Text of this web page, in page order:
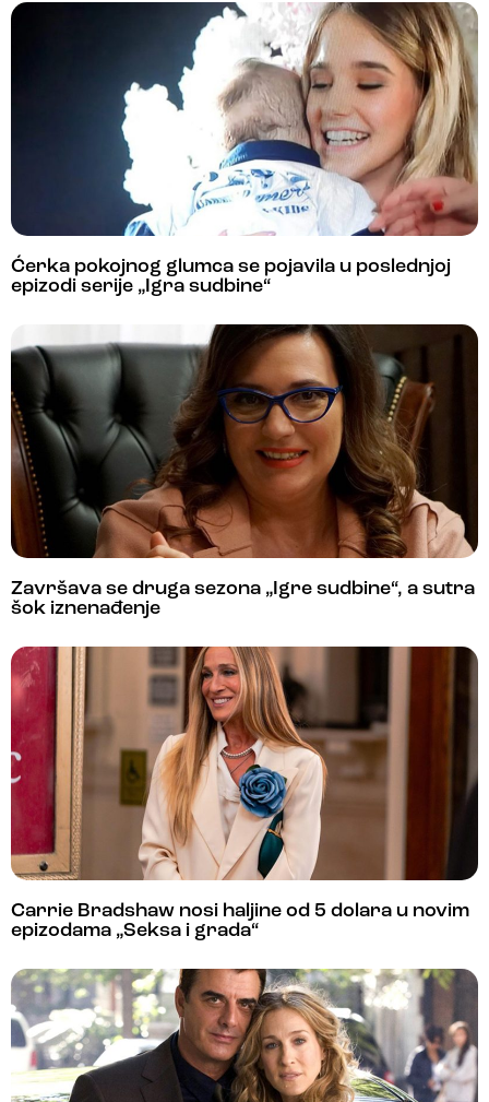
Ćerka pokojnog glumca se pojavila u poslednjoj
epizodi serije „Igra sudbine“
Završava se druga sezona „Igre sudbine“, a sutra
šok iznenađenje
Carrie Bradshaw nosi haljine od 5 dolara u novim
epizodama „Seksa i grada“